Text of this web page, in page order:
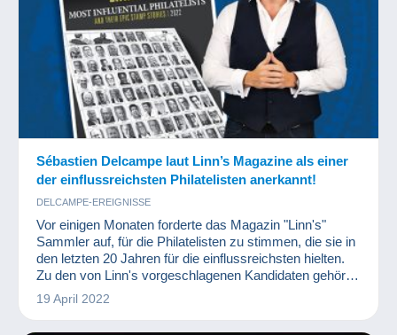
Sébastien Delcampe laut Linn’s Magazine als einer
der einflussreichsten Philatelisten anerkannt!
DELCAMPE-EREIGNISSE
Vor einigen Monaten forderte das Magazin "Linn's"
Sammler auf, für die Philatelisten zu stimmen, die sie in
den letzten 20 Jahren für die einflussreichsten hielten.
Zu den von Linn's vorgeschlagenen Kandidaten gehörte
auch Sébastien Delcampe, Gründer und CEO des
gleichnamigen Marktplatzes.
19 April 2022